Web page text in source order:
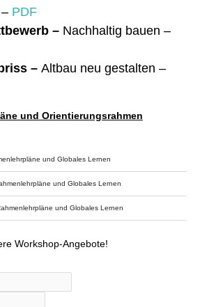
– PDF
– Nachhaltig bauen –
– Altbau neu gestalten –
und Orientierungsrahmen
und Globales Lernen
und Globales Lernen
und Globales Lernen
Workshop-Angebote!